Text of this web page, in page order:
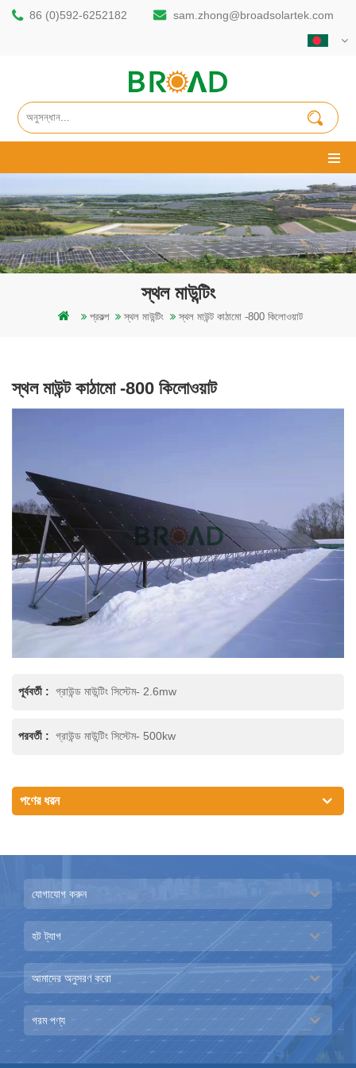
86 (0)592-6252182 sam.zhong@broadsolartek.com
স্থল মাউন্টিং
প্রকল্প স্থল মাউন্টিং স্থল মাউন্ট কাঠামো -800 কিলোওয়াট
স্থল মাউন্ট কাঠামো -800 কিলোওয়াট
পূর্ববর্তী : গ্রাউন্ড মাউন্টিং সিস্টেম- 2.6mw
পরবর্তী : গ্রাউন্ড মাউন্টিং সিস্টেম- 500kw
পণের ধরন
যোগাযোগ করুন
হট ট্যাগ
আমাদের অনুসরণ করো
গরম পণ্য